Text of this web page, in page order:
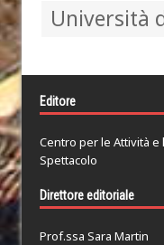
Università
Editore
Centro per le Attività
Spettacolo
Direttore editoriale
Prof.ssa Sara Martin